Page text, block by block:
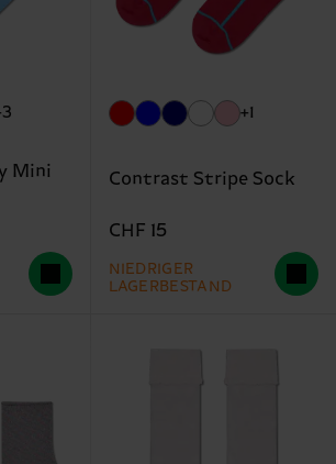
Mini
+1
Contrast Stripe Sock
CHF 15
NIEDRIGER
LAGERBESTAND